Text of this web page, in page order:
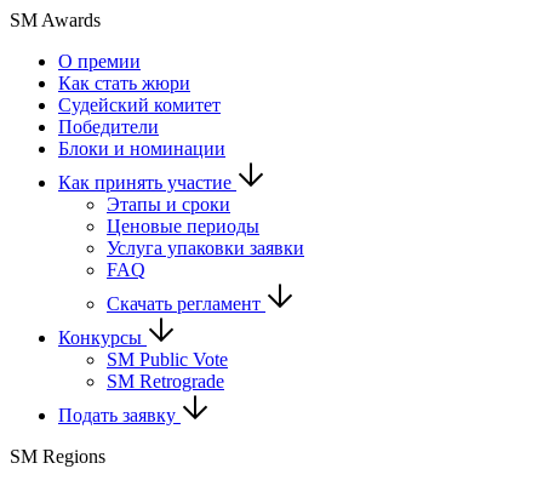
SM Awards
О премии
Как стать жюри
Судейский комитет
Победители
Блоки и номинации
Как принять участие
Этапы и сроки
Ценовые периоды
Услуга упаковки заявки
FAQ
Скачать регламент
Конкурсы
SM Public Vote
SM Retrograde
Подать заявку
SM Regions